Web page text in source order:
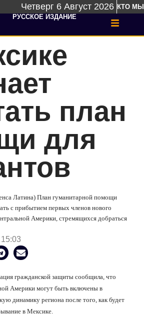
Четверг 6 Август 2026 КТО МЫ
РУССКОЕ ИЗДАНИЕ
план
для
Латина) План гуманитарной помощи
с прибытием первых членов нового
Америки, стремящихся добраться
гражданской защиты сообщила, что
Америки могут быть включены в
динамику региона после того, как будет
в Мексике.